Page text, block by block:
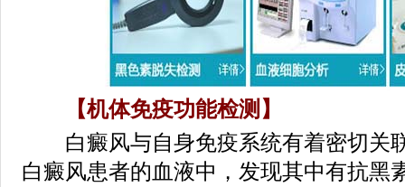
【机体免疫功能检测】
白癜风与自身免疫系统有着密切关
白癜风患者的血液中，发现其中有抗黑